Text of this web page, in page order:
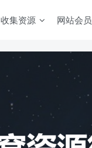
收集资源 网站会员